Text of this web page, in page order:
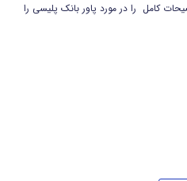
کامل را در مورد پاور بانک پلیسی را